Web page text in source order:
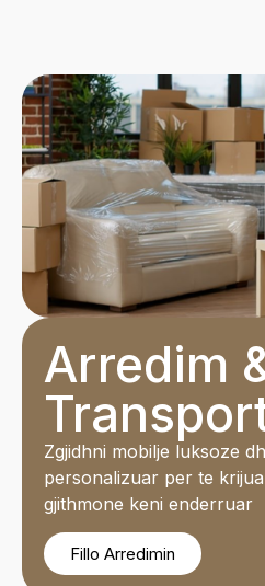
Arredim
Zgjidhni mobilje luksoze
personalizuar per te
gjithmone keni enderruar
Fillo Arredimin